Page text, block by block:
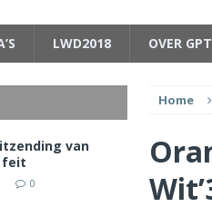
LWD2018 OVER
Home
van
feit
0